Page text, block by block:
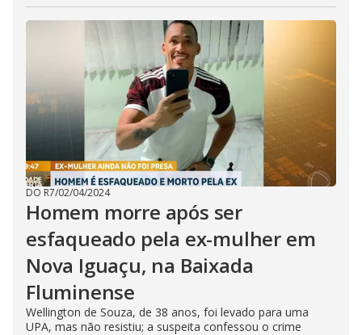
DO R7/02/04/2024
Homem morre após ser
esfaqueado pela ex-mulher em
Nova Iguaçu, na Baixada
Fluminense
Wellington de Souza, de 38 anos, foi levado para uma
UPA, mas não resistiu; a suspeita confessou o crime